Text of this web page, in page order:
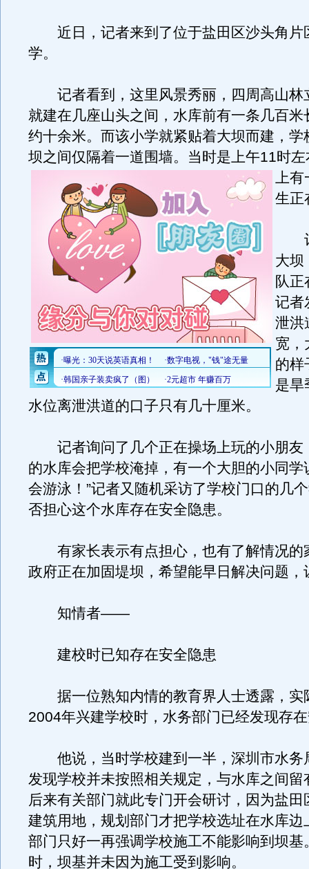
近日，记者来到了位于盐田区沙头角片
学。
记者看到，这里风景秀丽，四周高山林
就建在几座山头之间，水库前有一条几百米
约十余米。而该小学就紧贴着大坝而建，学
坝之间仅隔着一道围墙。 当时是上午11时
上有
生正
记
大坝
队
记者
泄洪
宽，
的样
是旱
水位离泄洪道的口子只有几十厘米。
记者询问了几个正在操场上玩的小朋友
的水库会把学校淹掉，有一个大胆的小同学
会游泳！”记者又随机采访了学校门口的几
否担心这个水库存在安全隐患。
有家长表示有点担心，也有了解情况的
政府正在加固堤坝，希望能早日解决问题，
知情者——
建校时已知存在安全隐患
据一位熟知内情的教育界人士透露，实
2004年兴建学校时，水务部门已经发现存
他说，当时学校建到一半，深圳市水务
发现学校并未按照相关规定，与水库之间留
后来有关部门就此专门开会研讨，因为盐田
建筑用地，规划部门才把学校选址在水库边
部门只好一再强调学校施工不能影响到坝基
时，坝基并未因为施工受到影响。